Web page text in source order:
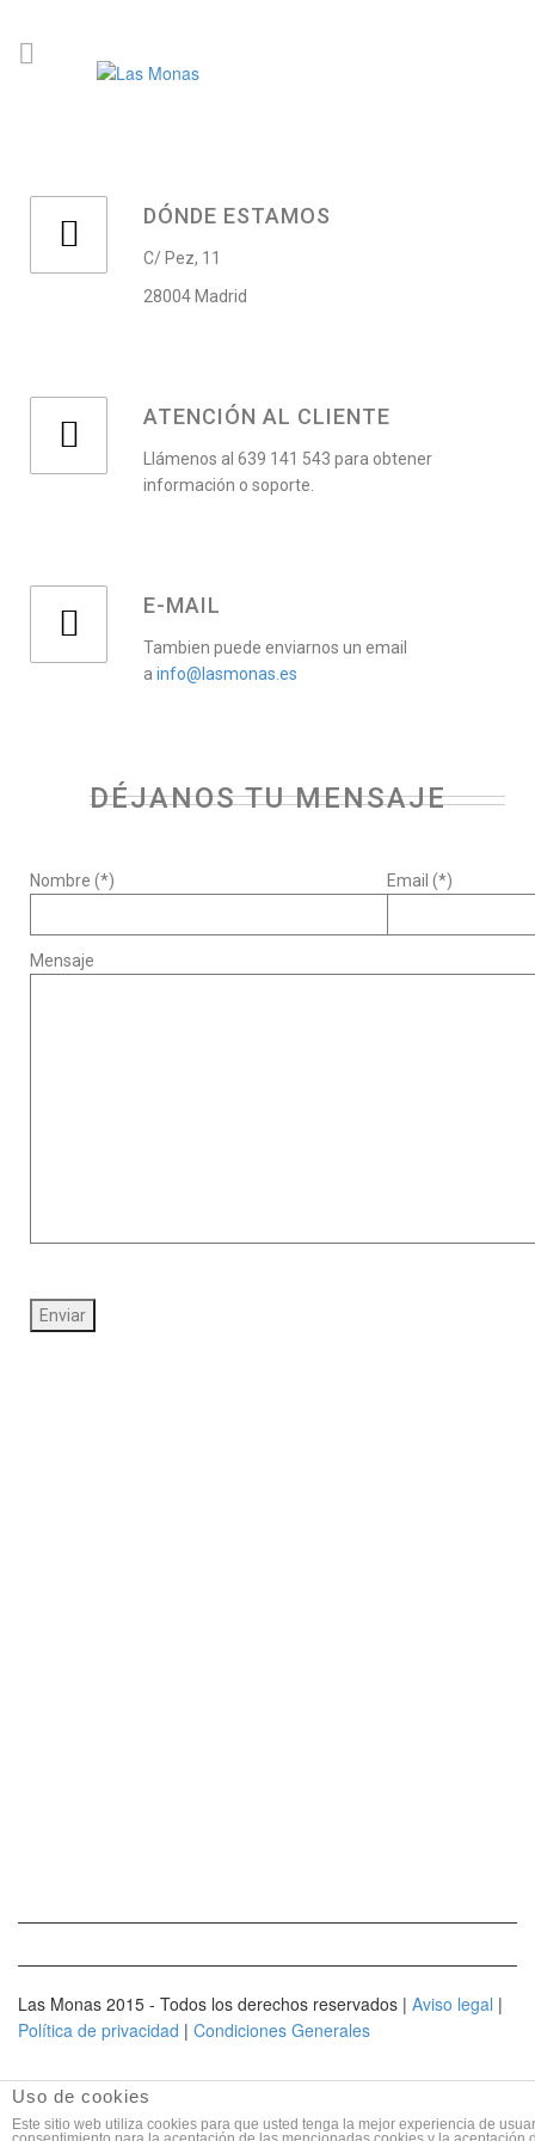
DÓNDE ESTAMOS
C/ Pez, 11
28004 Madrid
ATENCIÓN AL CLIENTE
Llámenos al 639 141 543 para obtener
información o soporte.
E-MAIL
Tambien puede enviarnos un email
a info@lasmonas.es
DÉJANOS TU MENSAJE
Nombre (*) Email (*)
Mensaje
Las Monas 2015 - Todos los derechos reservados | Aviso legal |
Política de privacidad | Condiciones Generales
Uso de cookies
Este sitio web utiliza cookies para que usted tenga la mejor experiencia de